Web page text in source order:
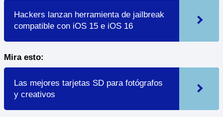
Hackers lanzan herramienta de jailbreak
compatible con iOS 15 e iOS 16
Mira esto:
Las mejores tarjetas SD para fotógrafos
y creativos